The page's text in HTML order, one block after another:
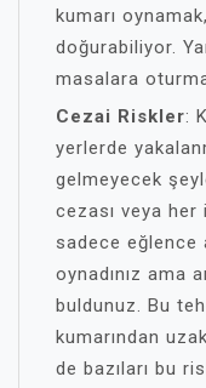
kumarı
doğurabiliyor.
masalara
Cezai Riskler:
yerlerde
gelmeyecek
cezası veya
sadece eğlence
oynadınız ama
buldunuz. Bu
kumarından
de bazıları bu